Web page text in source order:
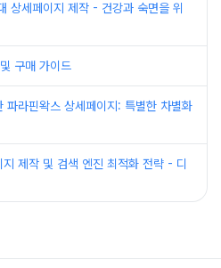
상세페이지 제작 - 건강과 숙면을 위
구매 가이드
파라핀왁스 상세페이지: 특별한 차별화
제작 및 검색 엔진 최적화 전략 - 디